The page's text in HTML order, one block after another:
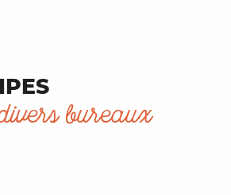
bureaux